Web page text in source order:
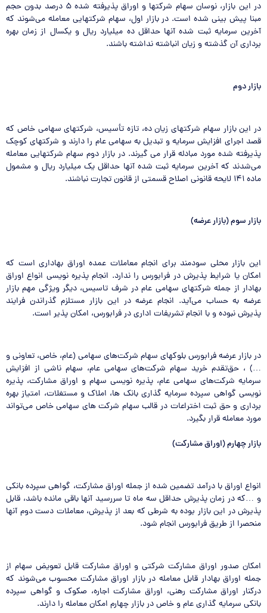
در این بازار، نوسان سهام شرکتها و اوراق پذیرفته شده ۵ درصد بدون حجم
مبنا پیش بینی شده است. در بازار اول، سهام شرکتهایی معامله می‌شوند که
آخرین سرمایه ثبت شده آنها حداقل ده میلیارد ریال و یکسال از زمان بهره
برداری آن گذشته و زیان انباشته نداشته باشند.
بازار دوم
در این بازار سهام شرکتهای زیان ده، تازه تأسیس، شرکتهای سهامی خاص که
قصد اجرای افزایش سرمایه و تبدیل به سهامی عام را دارند و شرکتهای کوچک
پذیرفته شده مورد مبادله قرار می گیرند. در بازار دوم سهام شرکتهایی معامله
می‌شدند که آخرین سرمایه ثبت شده آنها حداقل یک میلیارد ریال و مشمول
ماده ۱۴۱ لایحه قانونی اصلاح قسمتی از قانون تجارت نباشند.
بازار سوم (بازار عرضه)
این بازار محلی سودمند برای انجام معاملات عمده اوراق بهاداری است که
امکان یا شرایط پذیرش در فرابورس را ندارد. انجام پذیره نویسی انواع اوراق
بهادار از جمله شرکتهای سهامی عام در شرف تاسیس، دیگر ویژگی مهم بازار
عرضه به حساب می‌آید. انجام عرضه در این بازار مستلزم گذراندن فرایند
پذیرش نبوده و با انجام تشریفات اداری در فرابورس، امکان پذیر است.
در بازار عرضه فرابورس بلوکهای سهام شرکت‌های سهامی (عام، خاص، تعاونی و
…) ، حق‌تقدم خرید سهام شرکت‌های سهامی عام، سهام ناشی از افزایش
سرمایه شرکت‌های سهامی عام، پذیره نویسی سهام و اوراق مشارکت، پذیره
نویسی گواهی سپرده سرمایه گذاری بانک ها، املاک و مستغلات، امتیاز بهره
برداری و حق ثبت اختراعات در قالب سهام شرکت های سهامی خاص می‌تواند
مورد معامله قرار بگیرد.
بازار چهارم (اوراق مشارکت)
انواع اوراق با درآمد تضمین شده از جمله اوراق مشارکت، گواهی سپرده بانکی
و …که در زمان پذیرش حداقل سه ماه تا سررسید آنها باقی مانده باشد، قابل
پذیرش در این بازار بوده به شرطی که بعد از پذیرش، معاملات دست دوم آنها
منحصرا از طریق فرابورس انجام شود.
امکان صدور اوراق مشارکت شرکتی و اوراق مشارکت قابل تعویض سهام از
جمله اوراق بهادار قابل معامله در بازار اوراق مشارکت محسوب می‌شوند که
درکنار اوراق مشارکت رهنی، اوراق مشارکت اجاره، صکوک و گواهی سپرده
بانکی سرمایه گذاری عام و خاص در بازار چهارم امکان معامله را دارند.